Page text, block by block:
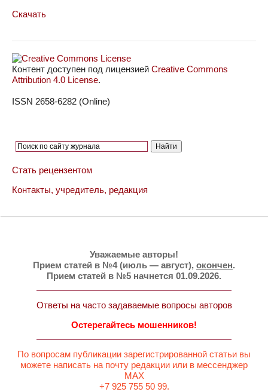
Скачать
Контент доступен под лицензией Creative Commons
Attribution 4.0 License.
ISSN 2658-6282 (Online)
Стать рецензентом
Контакты, учредитель, редакция
Уважаемые авторы!
Прием статей в №4 (июль — август), окончен.
Прием статей в №5 начнется 01.09.2026.
Ответы на часто задаваемые вопросы авторов
Остерегайтесь мошенников!
По вопросам публикации зарегистрированной статьи вы
можете написать на почту редакции или в мессенджер
MAX
+7 925 755 50 99.